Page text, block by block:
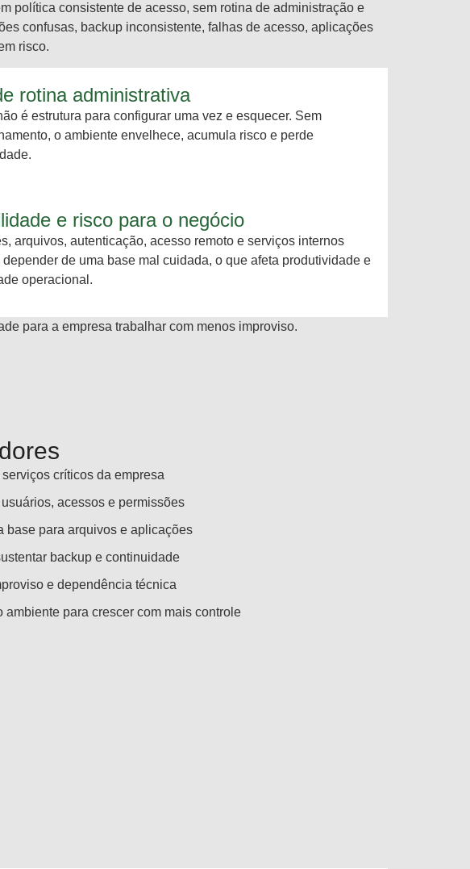
política consistente de acesso, sem rotina de administração e
confusas, backup inconsistente, falhas de acesso, aplicações
risco.
rotina administrativa
é estrutura para configurar uma vez e esquecer. Sem
o ambiente envelhece, acumula risco e perde
e risco para o negócio
arquivos, autenticação, acesso remoto e serviços internos
depender de uma base mal cuidada, o que afeta produtividade e
operacional.
para a empresa trabalhar com menos improviso.
críticos da empresa
usuários, acessos e permissões
base para arquivos e aplicações
backup e continuidade
e dependência técnica
ambiente para crescer com mais controle